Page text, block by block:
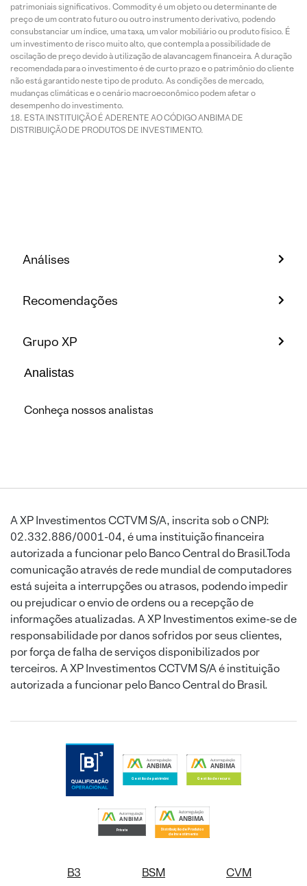
patrimoniais significativos. Commodity é um objeto ou determinante de
preço de um contrato futuro ou outro instrumento derivativo, podendo
consubstanciar um índice, uma taxa, um valor mobiliário ou produto físico. É
um investimento de risco muito alto, que contempla a possibilidade de
oscilação de preço devido à utilização de alavancagem financeira. A duração
recomendada para o investimento é de curto prazo e o patrimônio do cliente
não está garantido neste tipo de produto. As condições de mercado,
mudanças climáticas e o cenário macroeconômico podem afetar o
desempenho do investimento.
ESTA INSTITUIÇÃO É ADERENTE AO CÓDIGO ANBIMA DE
DISTRIBUIÇÃO DE PRODUTOS DE INVESTIMENTO.
Análises
Recomendações
Grupo XP
Analistas
Conheça nossos analistas
A XP Investimentos CCTVM S/A, inscrita sob o CNPJ:
02.332.886/0001-04, é uma instituição financeira
autorizada a funcionar pelo Banco Central do Brasil.Toda
comunicação através de rede mundial de computadores
está sujeita a interrupções ou atrasos, podendo impedir
ou prejudicar o envio de ordens ou a recepção de
informações atualizadas. A XP Investimentos exime-se de
responsabilidade por danos sofridos por seus clientes,
por força de falha de serviços disponibilizados por
terceiros. A XP Investimentos CCTVM S/A é instituição
autorizada a funcionar pelo Banco Central do Brasil.
B3 BSM CVM